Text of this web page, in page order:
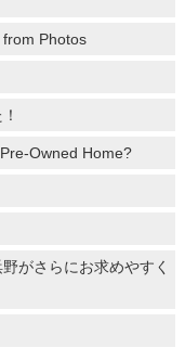
from Photos
Owned Home?
がさらにお求めやすく